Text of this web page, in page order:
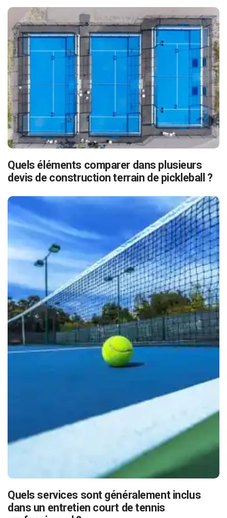
Quels éléments comparer dans plusieurs
devis de construction terrain de pickleball ?
Quels services sont généralement inclus
dans un entretien court de tennis